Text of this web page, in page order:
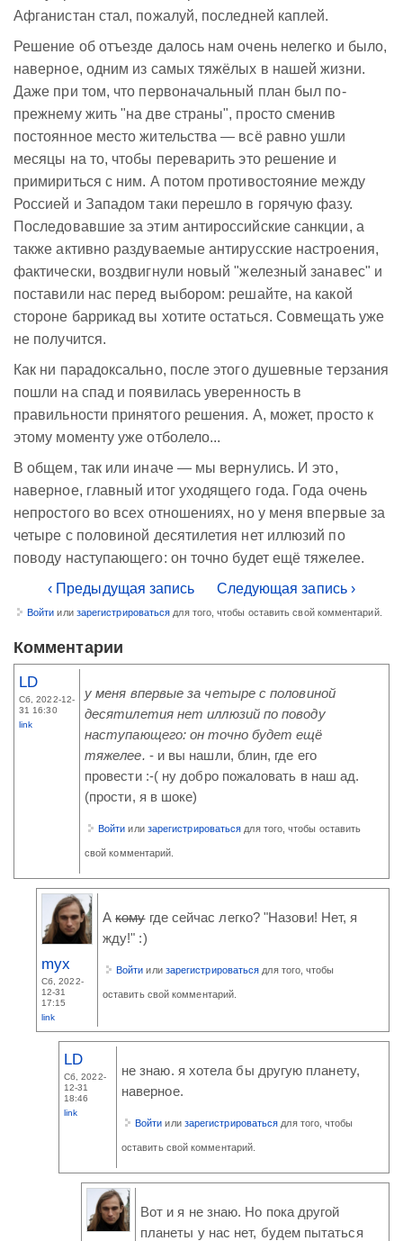
Афганистан стал, пожалуй, последней каплей.
Решение об отъезде далось нам очень нелегко и было,
наверное, одним из самых тяжёлых в нашей жизни.
Даже при том, что первоначальный план был по-
прежнему жить "на две страны", просто сменив
постоянное место жительства — всё равно ушли
месяцы на то, чтобы переварить это решение и
примириться с ним. А потом противостояние между
Россией и Западом таки перешло в горячую фазу.
Последовавшие за этим антироссийские санкции, а
также активно раздуваемые антирусские настроения,
фактически, воздвигнули новый "железный занавес" и
поставили нас перед выбором: решайте, на какой
стороне баррикад вы хотите остаться. Совмещать уже
не получится.
Как ни парадоксально, после этого душевные терзания
пошли на спад и появилась уверенность в
правильности принятого решения. А, может, просто к
этому моменту уже отболело...
В общем, так или иначе — мы вернулись. И это,
наверное, главный итог уходящего года. Года очень
непростого во всех отношениях, но у меня впервые за
четыре с половиной десятилетия нет иллюзий по
поводу наступающего: он точно будет ещё тяжелее.
‹ Предыдущая запись
Следующая запись ›
Войти или зарегистрироваться для того, чтобы оставить свой комментарий.
Комментарии
LD
Сб, 2022-12-
31 16:30
link
у меня впервые за четыре с половиной
десятилетия нет иллюзий по поводу
наступающего: он точно будет ещё
тяжелее. - и вы нашли, блин, где его
провести :-( ну добро пожаловать в наш ад.
(прости, я в шоке)
Войти или зарегистрироваться для того, чтобы оставить
свой комментарий.
myx
Сб, 2022-
12-31
17:15
link
Акомугде сейчас легко? "Назови! Нет, я
жду!" :)
Войти или зарегистрироваться для того, чтобы
оставить свой комментарий.
LD
Сб, 2022-
12-31
18:46
link
не знаю. я хотела бы другую планету,
наверное.
Войти или зарегистрироваться для того, чтобы
оставить свой комментарий.
Вот и я не знаю. Но пока другой
планеты у нас нет, будем пытаться